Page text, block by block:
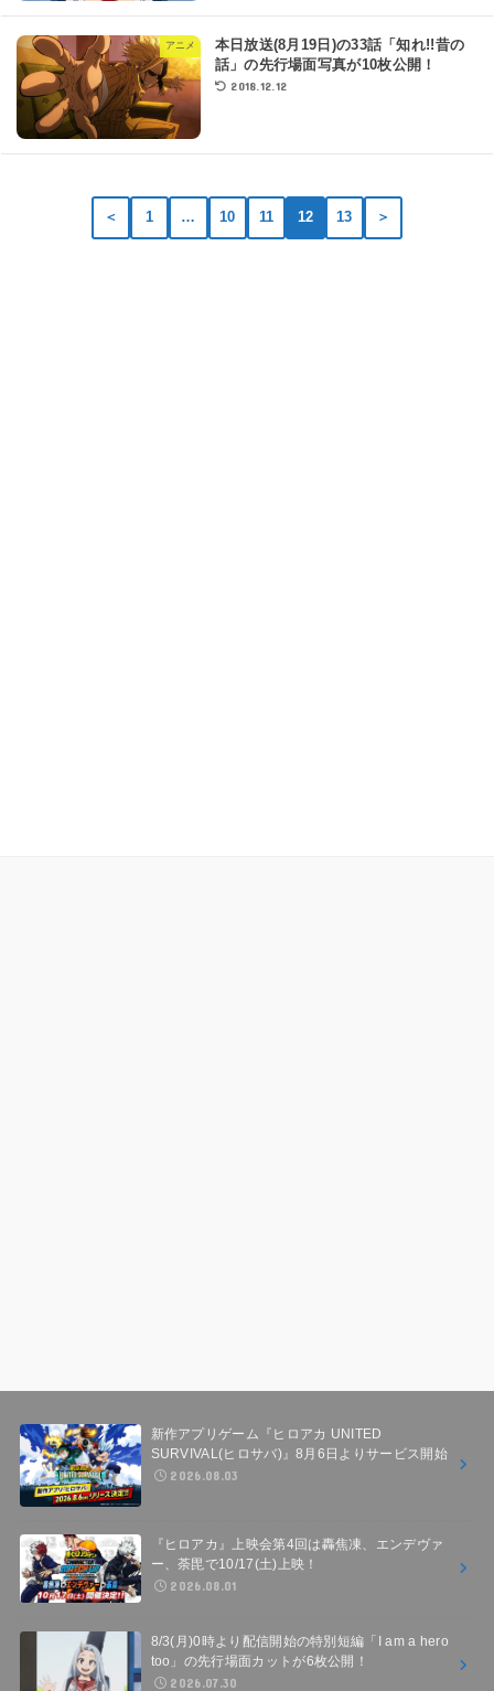
アニメ
本日放送(8月19日)の33話「知れ!!昔の
話」の先行場面写真が10枚公開！
2018.12.12
＜ 1 … 10 11 12 13 ＞
新作アプリゲーム『ヒロアカ UNITED
SURVIVAL(ヒロサバ)』8月6日よりサービス開始
2026.08.03
『ヒロアカ』上映会第4回は轟焦凍、エンデヴァ
ー、荼毘で10/17(土)上映！
2026.08.01
8/3(月)0時より配信開始の特別短編「I am a hero
too」の先行場面カットが6枚公開！
2026.07.30